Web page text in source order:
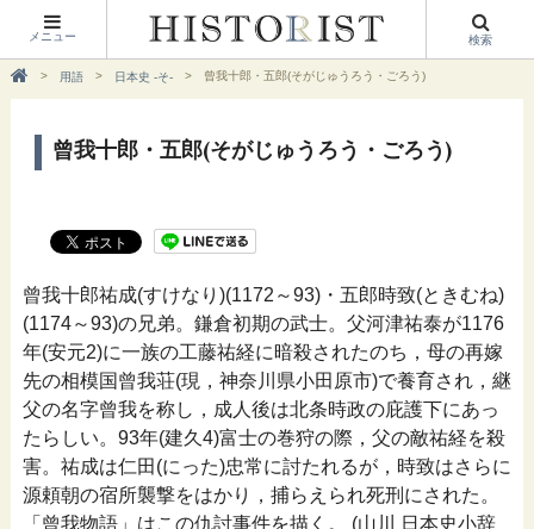
メニュー 検索
用語 日本史 -そ- 曾我十郎・五郎(そがじゅうろう・ごろう)
曾我十郎・五郎(そがじゅうろう・ごろう)
曾我十郎祐成(すけなり)(1172～93)・五郎時致(ときむね)
(1174～93)の兄弟。鎌倉初期の武士。父河津祐泰が1176
年(安元2)に一族の工藤祐経に暗殺されたのち，母の再嫁
先の相模国曾我荘(現，神奈川県小田原市)で養育され，継
父の名字曾我を称し，成人後は北条時政の庇護下にあっ
たらしい。93年(建久4)富士の巻狩の際，父の敵祐経を殺
害。祐成は仁田(にった)忠常に討たれるが，時致はさらに
源頼朝の宿所襲撃をはかり，捕らえられ死刑にされた。
「曾我物語」はこの仇討事件を描く。 (山川 日本史小辞